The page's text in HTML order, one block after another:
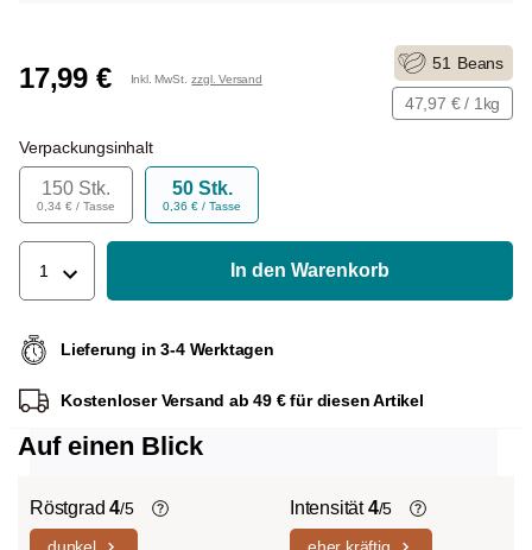
17,99 € Inkl. MwSt. zzgl. Versand
51 Beans
47,97 € / 1kg
Verpackungsinhalt
150 Stk.
0,34 € / Tasse
50 Stk.
0,36 € / Tasse
1 In den Warenkorb
Lieferung in 3-4 Werktagen
Kostenloser Versand ab 49 € für diesen Artikel
Auf einen Blick
Röstgrad4/5 Intensität4/5